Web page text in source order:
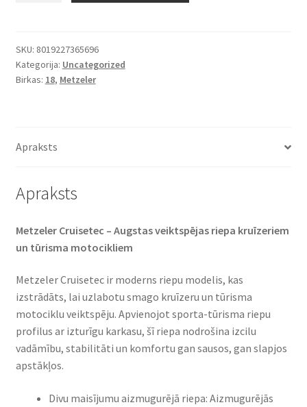
18
(84V)
TL
SKU: 8019227365696
Kategorija: Uncategorized
Birkas: 18, Metzeler
Apraksts
Apraksts
Metzeler Cruisetec – Augstas veiktspējas riepa kruīzeriem
un tūrisma motocikliem
Metzeler Cruisetec ir moderns riepu modelis, kas
izstrādāts, lai uzlabotu smago kruīzeru un tūrisma
motociklu veiktspēju. Apvienojot sporta-tūrisma riepu
profilus ar izturīgu karkasu, šī riepa nodrošina izcilu
vadāmību, stabilitāti un komfortu gan sausos, gan slapjos
apstākļos.
Divu maisījumu aizmugurējā riepa: Aizmugurējās